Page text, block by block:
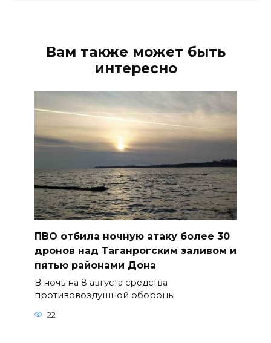
Вам также может быть
интересно
ПВО отбила ночную атаку более 30
дронов над Таганрогским заливом и
пятью районами Дона
В ночь на 8 августа средства
противовоздушной обороны
22